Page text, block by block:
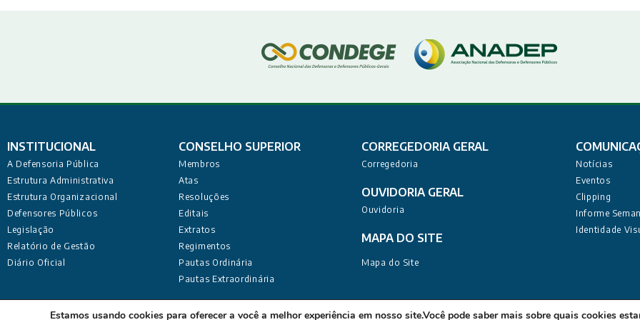
INSTITUCIONAL
A Defensoria Pública
Estrutura Administrativa
Estrutura Organizacional
Defensores Públicos
Legislação
Relatório de Gestão
Diário Oficial
CONSELHO SUPERIOR
Membros
Atas
Resoluções
Editais
Extratos
Regimentos
Pautas Ordinária
Pautas Extraordinária
CORREGEDORIA GERAL
Corregedoria
OUVIDORIA GERAL
Ouvidoria
MAPA DO SITE
Mapa do Site
Notícias
Eventos
Clipping
Informe
Identidade
Defensoria Pública do Estado da Paraíba Sede Administrativa: Rua Deputado Barreto Sobrinho, 168 - Tambiá, João
Estamos usando cookies para oferecer a você a melhor experiência em nosso site.Você pode saber mais sobre quais cookies